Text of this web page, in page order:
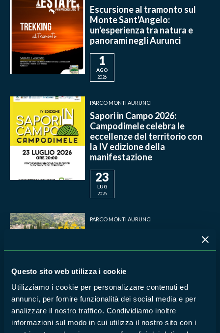
Questo sito web utilizza i cookie
Utilizziamo i cookie per personalizzare contenuti ed
annunci, per fornire funzionalità dei social media e per
analizzare il nostro traffico. Condividiamo inoltre
informazioni sul modo in cui utilizza il nostro sito con i
Escursione al tramonto sul
Monte Sant'Angelo:
un'esperienza tra natura e
panorami negli Aurunci
1
AGO
2026
PARCO MONTI AURUNCI
Sapori in Campo 2026:
Campodimele celebra le
eccellenze del territorio con
la IV edizione della
manifestazione
23
LUG
2026
PARCO MONTI AURUNCI
musica, tradizioni e sapori del
territorio
18
2026
TREKKING al tramonto